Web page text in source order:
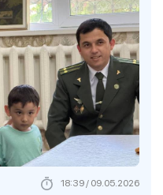
18:39 / 09.05.2026